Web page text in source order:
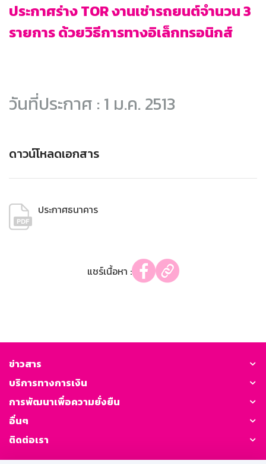
ประกาศร่าง TOR งานเช่ารถยนต์จำนวน 3
รายการ ด้วยวิธีการทางอิเล็กทรอนิกส์
วันที่ประกาศ : 1 ม.ค. 2513
ดาวน์โหลดเอกสาร
ประกาศธนาคาร
แชร์เนื้อหา :
ข่าวสาร
บริการทางการเงิน
การพัฒนาเพื่อความยั่งยืน
อื่นๆ
ติดต่อเรา